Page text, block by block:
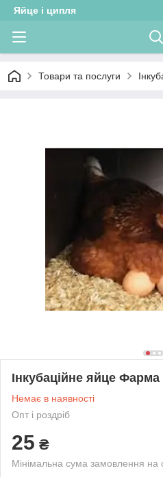
Яйце і ципля
Товари та послуги
Інкубаційне яйце
Немає в наявності
Опт і роздріб
25 ₴
Мінімальна сума замовлення на